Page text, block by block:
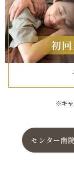
※キャ
センター南